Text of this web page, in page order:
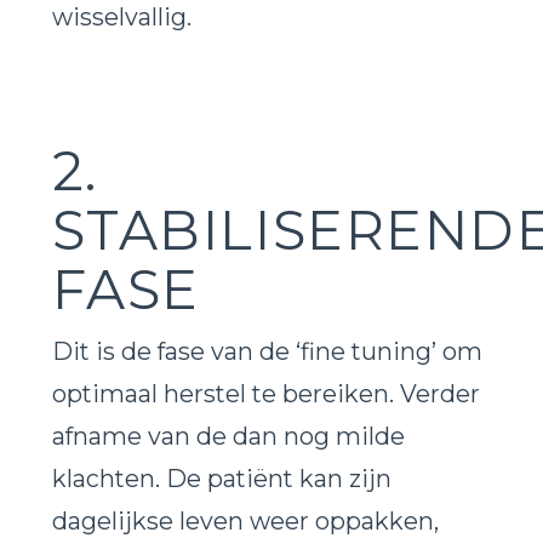
wisselvallig.
2.
FASE
Dit is de fase van de ‘fine tuning’ om
optimaal herstel te bereiken. Verder
afname van de dan nog milde
klachten. De patiënt kan zijn
dagelijkse leven weer oppakken,